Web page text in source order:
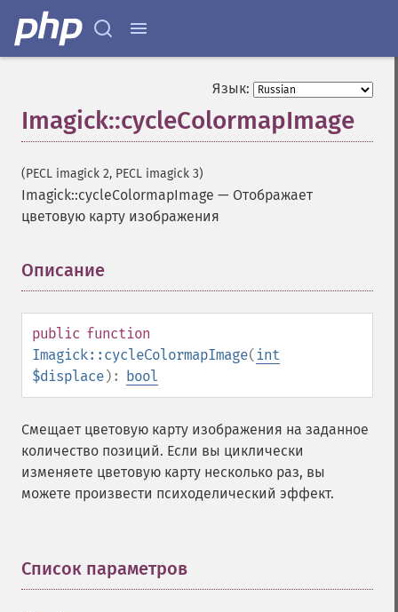
Язык:
Imagick::cycleColormapImage
(PECL imagick 2, PECL imagick 3)
Imagick::cycleColormapImage — Отображает
цветовую карту изображения
Описание
public function
Imagick::cycleColormapImage( int
$displace): bool
Смещает цветовую карту изображения на заданное
количество позиций. Если вы циклически
изменяете цветовую карту несколько раз, вы
можете произвести психоделический эффект.
Список параметров